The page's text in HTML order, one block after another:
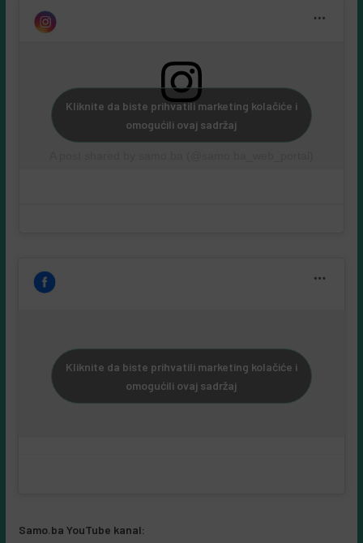
Kliknite da biste prihvatili marketing kolačiće i
Kliknite da biste prihvatili marketing kolačiće i